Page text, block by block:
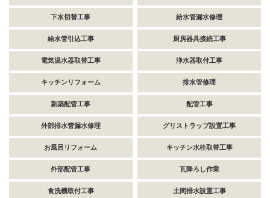
下水切替工事 給水管漏水修理
給水管引込工事 厨房器具接続工事
電気温水器取替工事 浄水器取付工事
キッチンリフォーム 排水管修理
新築配管工事 配管工事
外部排水管漏水修理 グリストラップ設置工事
お風呂リフォーム キッチン水栓取替工事
外部配管工事 瓦降ろし作業
食洗機取付工事 土間排水設置工事